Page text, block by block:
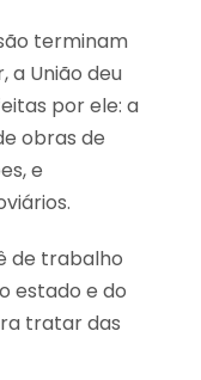
terminam
a União deu
por ele: a
obras de
e
de trabalho
estado e do
tratar das